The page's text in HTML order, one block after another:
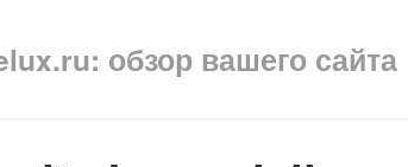
обзор вашего сайта